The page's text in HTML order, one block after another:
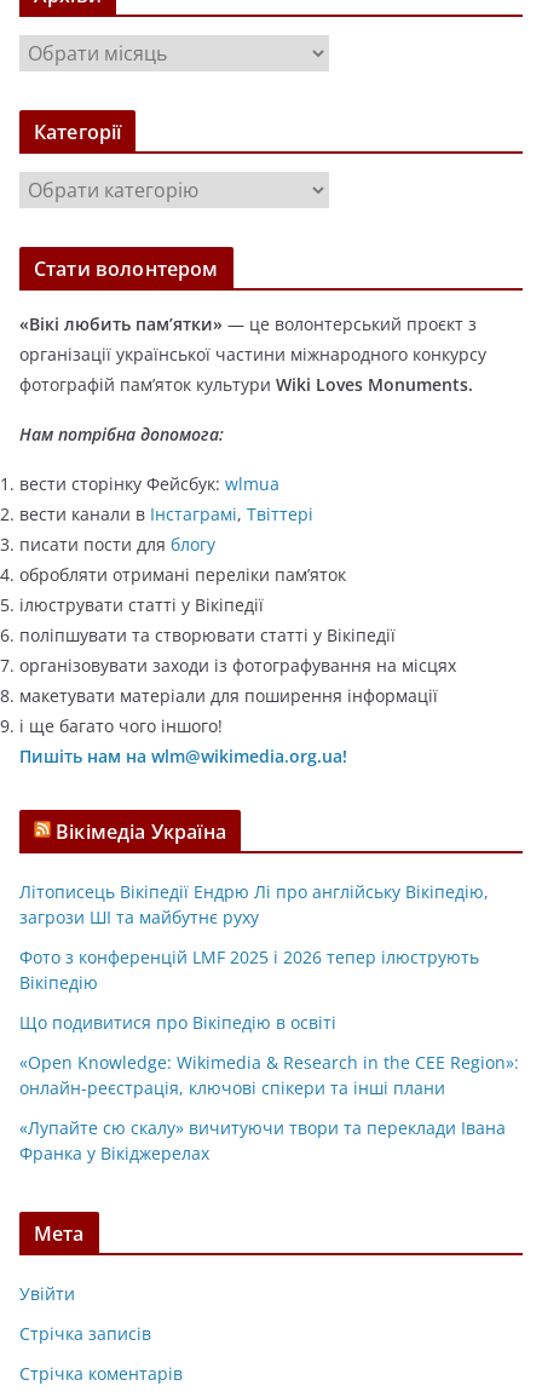
х
в
Категорії
т
р
і
ї
Стати волонтером
«Вікі любить пам’ятки» — це волонтерський проєкт з
організації української частини міжнародного конкурсу
фотографій пам’яток культури Wiki Loves Monuments.
Нам потрібна допомога:
вести сторінку Фейсбук: wlmua
вести канали в Інстаграмі, Твіттері
писати пости для блогу
обробляти отримані переліки пам’яток
ілюструвати статті у Вікіпедії
поліпшувати та створювати статті у Вікіпедії
організовувати заходи із фотографування на місцях
макетувати матеріали для поширення інформації
і ще багато чого іншого!
Пишіть нам на wlm@wikimedia.org.ua!
Вікімедіа Україна
Літописець Вікіпедії Ендрю Лі про англійську Вікіпедію,
загрози ШІ та майбутнє руху
Фото з конференцій LMF 2025 і 2026 тепер ілюструють
Вікіпедію
Що подивитися про Вікіпедію в освіті
«Open Knowledge: Wikimedia & Research in the CEE Region»:
онлайн-реєстрація, ключові спікери та інші плани
«Лупайте сю скалу» вичитуючи твори та переклади Івана
Франка у Вікіджерелах
Мета
Увійти
Стрічка записів
Стрічка коментарів